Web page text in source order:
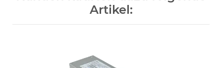
Artikel: